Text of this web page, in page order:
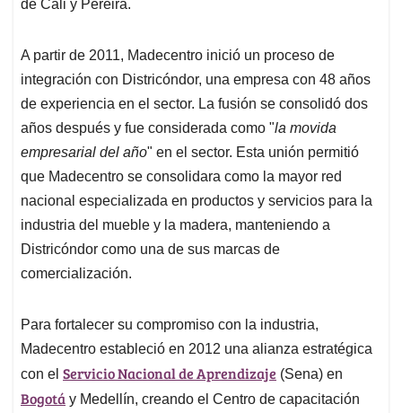
de Cali y Pereira.
A partir de 2011, Madecentro inició un proceso de
integración con Districóndor, una empresa con 48 años
de experiencia en el sector. La fusión se consolidó dos
años después y fue considerada como "la movida
empresarial del año" en el sector. Esta unión permitió
que Madecentro se consolidara como la mayor red
nacional especializada en productos y servicios para la
industria del mueble y la madera, manteniendo a
Districóndor como una de sus marcas de
comercialización.
Para fortalecer su compromiso con la industria,
Madecentro estableció en 2012 una alianza estratégica
con el Servicio Nacional de Aprendizaje (Sena) en
Bogotá y Medellín, creando el Centro de capacitación